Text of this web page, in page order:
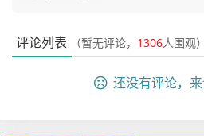
评论列表 （暂无评论， 1306人围观）
还没有评论，